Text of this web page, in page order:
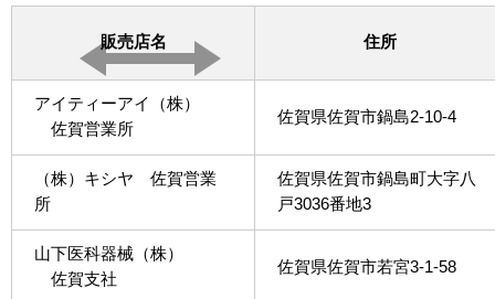
販売店名 住所
アイティーアイ（株）
佐賀営業所
佐賀県佐賀市鍋島2-10-4
（株）キシヤ 佐賀営業
所
佐賀県佐賀市鍋島町大字八
戸3036番地3
山下医科器械（株）
佐賀支社
佐賀県佐賀市若宮3-1-58